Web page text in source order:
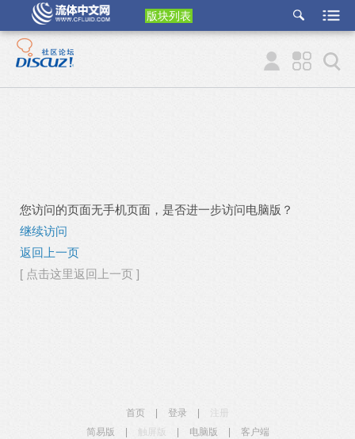
版块列表
etu
p
您访问的页面无手机页面，是否进一步访问电脑版？
继续访问
返回上一页
[ 点击这里返回上一页 ]
首页 登录
简易版
触屏版 电脑版
客户端